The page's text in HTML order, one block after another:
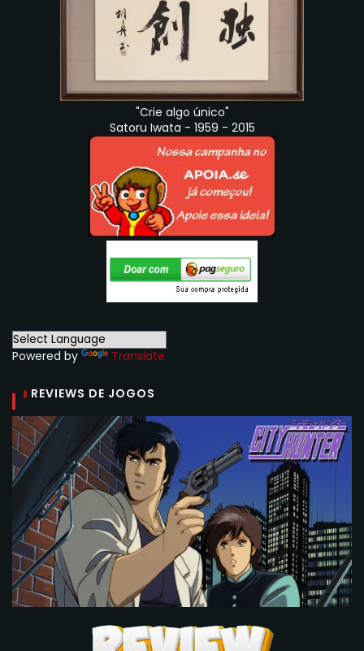
"Crie algo único"
Satoru Iwata - 1959 - 2015
Powered by Translate
REVIEWS DE JOGOS